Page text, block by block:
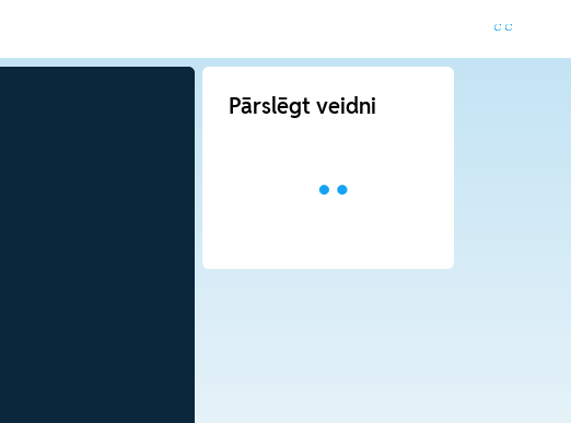
Pārslēgt veidni